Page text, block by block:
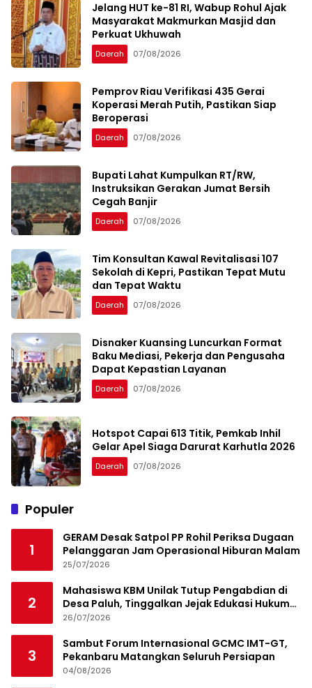
Jelang HUT ke-81 RI, Wabup Rohul Ajak
Masyarakat Makmurkan Masjid dan
Perkuat Ukhuwah
Daerah 07/08/2026
Pemprov Riau Verifikasi 435 Gerai
Koperasi Merah Putih, Pastikan Siap
Beroperasi
Daerah 07/08/2026
Bupati Lahat Kumpulkan RT/RW,
Instruksikan Gerakan Jumat Bersih
Cegah Banjir
Daerah 07/08/2026
Tim Konsultan Kawal Revitalisasi 107
Sekolah di Kepri, Pastikan Tepat Mutu
dan Tepat Waktu
Daerah 07/08/2026
Disnaker Kuansing Luncurkan Format
Baku Mediasi, Pekerja dan Pengusaha
Dapat Kepastian Layanan
Daerah 07/08/2026
Hotspot Capai 613 Titik, Pemkab Inhil
Gelar Apel Siaga Darurat Karhutla 2026
Daerah 07/08/2026
Populer
1
GERAM Desak Satpol PP Rohil Periksa Dugaan
Pelanggaran Jam Operasional Hiburan Malam
25/07/2026
2
Mahasiswa KBM Unilak Tutup Pengabdian di
Desa Paluh, Tinggalkan Jejak Edukasi Hukum
dan Aksi Sosial
26/07/2026
3
Sambut Forum Internasional GCMC IMT-GT,
Pekanbaru Matangkan Seluruh Persiapan
04/08/2026